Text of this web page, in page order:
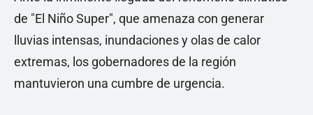
de "El Niño Super", que amenaza con generar
lluvias intensas, inundaciones y olas de calor
extremas, los gobernadores de la región
mantuvieron una cumbre de urgencia.